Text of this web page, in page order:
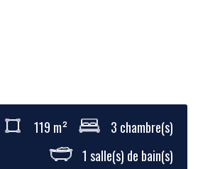
119 m²
3 chambre(s)
1 salle(s) de bain(s)